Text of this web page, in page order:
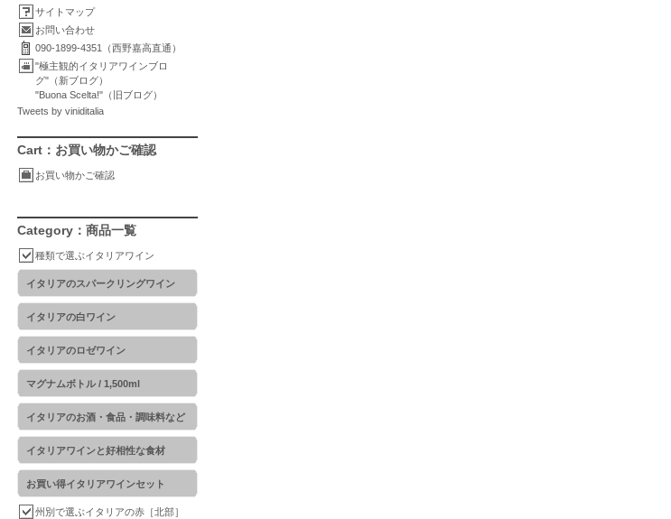
サイトマップ
お問い合わせ
090-1899-4351（西野嘉高直通）
"極主観的イタリアワインブロ
グ"（新ブログ）
"Buona Scelta!"（旧ブログ）
Tweets by viniditalia
Cart：お買い物かご確認
お買い物かご確認
Category：商品一覧
種類で選ぶイタリアワイン
イタリアのスパークリングワイン
イタリアの白ワイン
イタリアのロゼワイン
マグナムボトル / 1,500ml
イタリアのお酒・食品・調味料など
イタリアワインと好相性な食材
お買い得イタリアワインセット
州別で選ぶイタリアの赤［北部］